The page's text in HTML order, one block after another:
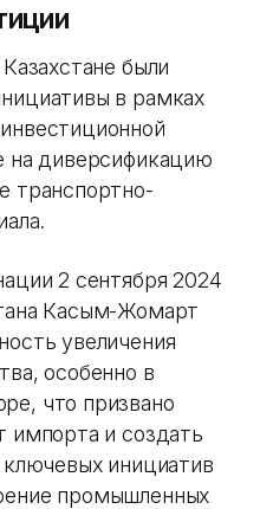
были
в рамках
на диверсификацию
транспортно-
2 сентября 2024
Касым-Жомарт
увеличения
особенно в
что призвано
импорта и создать
инициатив
промышленных